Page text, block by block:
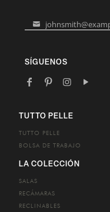
Your
SÍGUENOS
TUTTO PELLE
TUTTO PELLE
BOLSA DE TRABAJO
LA COLECCIÓN
SALAS
RECÁMARAS
RECLINABLES